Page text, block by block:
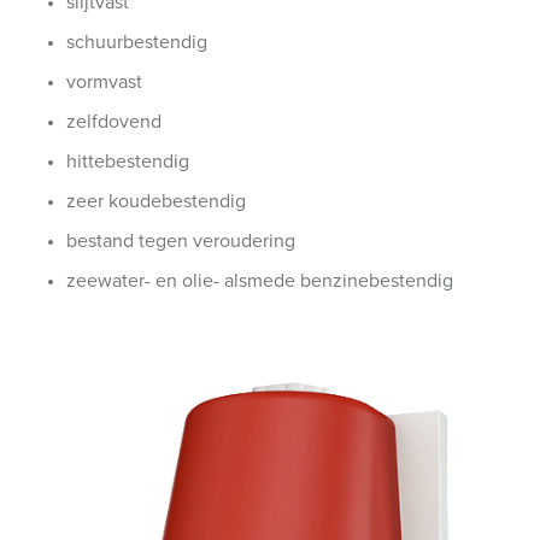
schuurbestendig
vormvast
zelfdovend
hittebestendig
zeer koudebestendig
bestand tegen veroudering
zeewater- en olie- alsmede benzinebestendig